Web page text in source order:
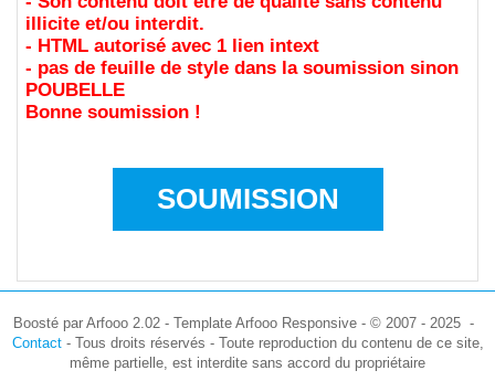
illicite et/ou interdit.
- HTML autorisé avec 1 lien intext
- pas de feuille de style dans la soumission sinon
POUBELLE
Bonne soumission !
SOUMISSION
Boosté par Arfooo 2.02 - Template Arfooo Responsive - © 2007 - 2025 -
Contact- Tous droits réservés - Toute reproduction du contenu de ce site,
même partielle, est interdite sans accord du propriétaire